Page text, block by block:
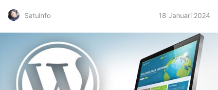
Satuinfo 18 Januari 2024